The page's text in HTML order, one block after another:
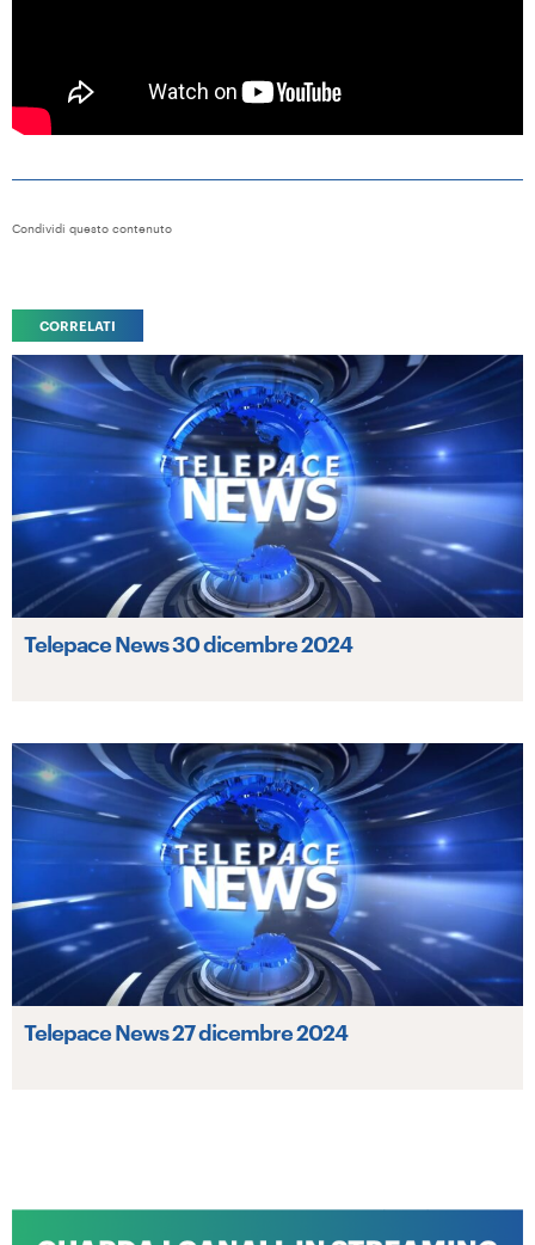
Condividi questo contenuto
CORRELATI
Telepace News 30 dicembre 2024
Telepace News 27 dicembre 2024